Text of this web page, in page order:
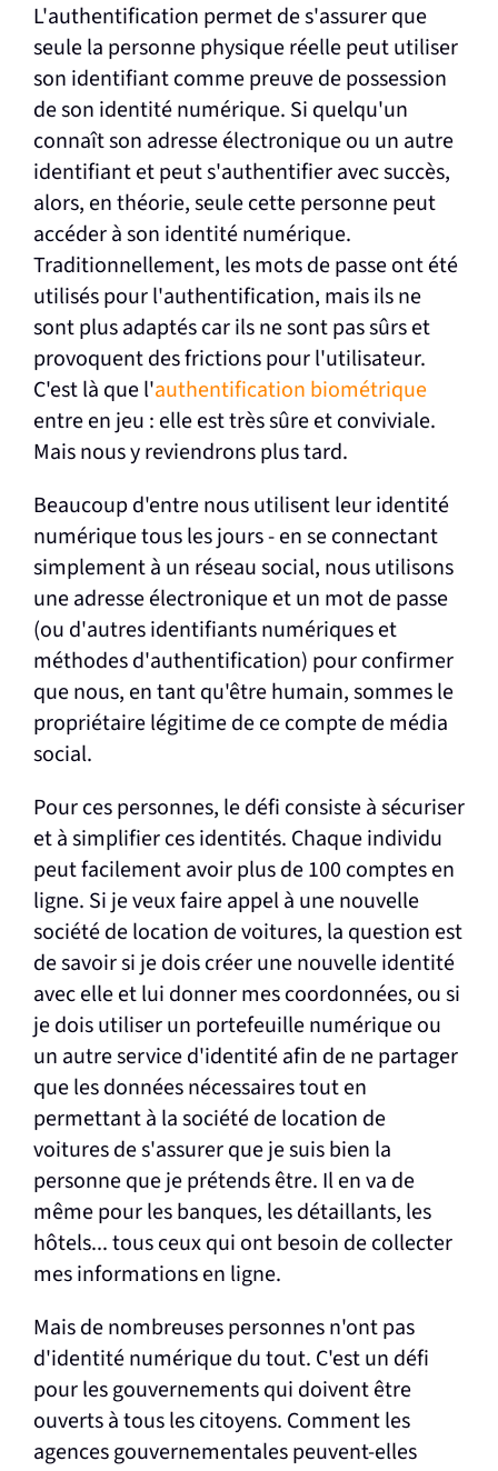
L'authentification permet de s'assurer que
seule la personne physique réelle peut utiliser
son identifiant comme preuve de possession
de son identité numérique. Si quelqu'un
connaît son adresse électronique ou un autre
identifiant et peut s'authentifier avec succès,
alors, en théorie, seule cette personne peut
accéder à son identité numérique.
Traditionnellement, les mots de passe ont été
utilisés pour l'authentification, mais ils ne
sont plus adaptés car ils ne sont pas sûrs et
provoquent des frictions pour l'utilisateur.
C'est là que l'authentification biométrique
entre en jeu : elle est très sûre et conviviale.
Mais nous y reviendrons plus tard.
Beaucoup d'entre nous utilisent leur identité
numérique tous les jours - en se connectant
simplement à un réseau social, nous utilisons
une adresse électronique et un mot de passe
(ou d'autres identifiants numériques et
méthodes d'authentification) pour confirmer
que nous, en tant qu'être humain, sommes le
propriétaire légitime de ce compte de média
social.
Pour ces personnes, le défi consiste à sécuriser
et à simplifier ces identités. Chaque individu
peut facilement avoir plus de 100 comptes en
ligne. Si je veux faire appel à une nouvelle
société de location de voitures, la question est
de savoir si je dois créer une nouvelle identité
avec elle et lui donner mes coordonnées, ou si
je dois utiliser un portefeuille numérique ou
un autre service d'identité afin de ne partager
que les données nécessaires tout en
permettant à la société de location de
voitures de s'assurer que je suis bien la
personne que je prétends être. Il en va de
même pour les banques, les détaillants, les
hôtels... tous ceux qui ont besoin de collecter
mes informations en ligne.
Mais de nombreuses personnes n'ont pas
d'identité numérique du tout. C'est un défi
pour les gouvernements qui doivent être
ouverts à tous les citoyens. Comment les
agences gouvernementales peuvent-elles